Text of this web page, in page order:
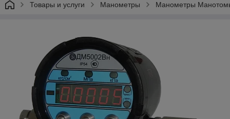
Товары и услуги Манометры Манометры